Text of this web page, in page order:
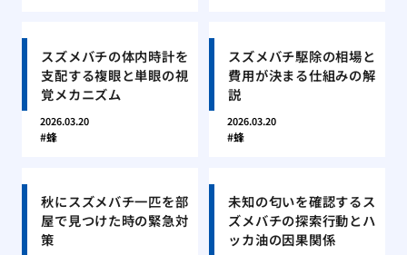
スズメバチの体内時計を
支配する複眼と単眼の視
覚メカニズム
2026.03.20
蜂
スズメバチ駆除の相場と
費用が決まる仕組みの解
説
2026.03.20
蜂
秋にスズメバチ一匹を部
屋で見つけた時の緊急対
策
未知の匂いを確認するス
ズメバチの探索行動とハ
ッカ油の因果関係